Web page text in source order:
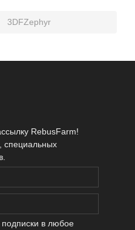
3DFZephyr
RebusFarm!
специальных
подписки в любое